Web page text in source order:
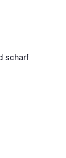
scharf